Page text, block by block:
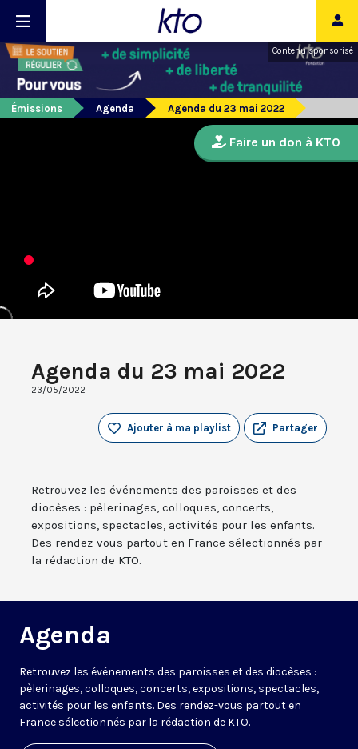
Contenu sponsorisé
Émissions Agenda Agenda du 23 mai 2022
Agenda du 23 mai 2022
23/05/2022
Partager
Ajouter à ma playlist
Retrouvez les événements des paroisses et des
diocèses : pèlerinages, colloques, concerts,
expositions, spectacles, activités pour les enfants.
Des rendez-vous partout en France sélectionnés par
la rédaction de KTO.
Agenda
Retrouvez les événements des paroisses et des diocèses :
pèlerinages, colloques, concerts, expositions, spectacles,
activités pour les enfants. Des rendez-vous partout en
France sélectionnés par la rédaction de KTO.
Faire un don à KTO